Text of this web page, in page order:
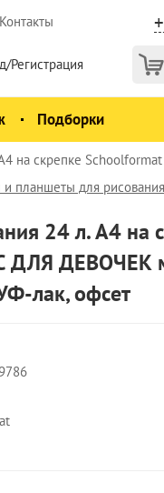
Контакты
Регистрация
Подборки
на скрепке
планшеты для рисования
24 л. А4 на
ДЛЯ ДЕВОЧЕК
лак, офсет